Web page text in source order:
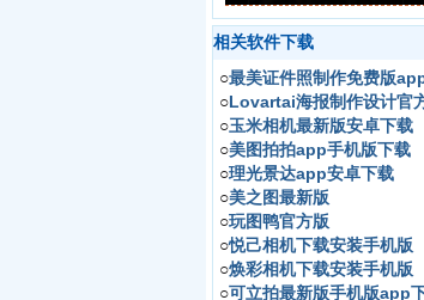
相关软件下载
○最美证件照制作免费版
○Lovartai海报制作设计官
○玉米相机最新版安卓下载
○美图拍拍app手机版下载
○理光景达app安卓下载
○美之图最新版
○玩图鸭官方版
○悦己相机下载安装手机版
○焕彩相机下载安装手机版
○可立拍最新版手机版app